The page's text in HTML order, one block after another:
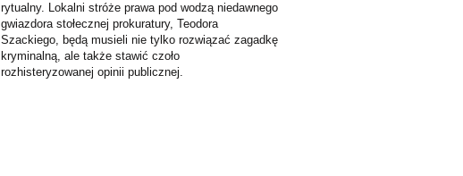
rytualny. Lokalni stróże prawa pod wodzą niedawnego
gwiazdora stołecznej prokuratury, Teodora
Szackiego, będą musieli nie tylko rozwiązać zagadkę
kryminalną, ale także stawić czoło
rozhisteryzowanej opinii publicznej.